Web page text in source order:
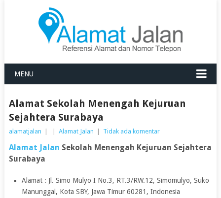
MENU
Alamat Sekolah Menengah Kejuruan
Sejahtera Surabaya
alamatjalan Alamat Jalan Tidak ada komentar
Alamat Jalan Sekolah Menengah Kejuruan Sejahtera
Surabaya
Alamat : Jl. Simo Mulyo I No.3, RT.3/RW.12, Simomulyo, Suko
Manunggal, Kota SBY, Jawa Timur 60281, Indonesia